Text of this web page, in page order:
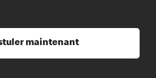
maintenant